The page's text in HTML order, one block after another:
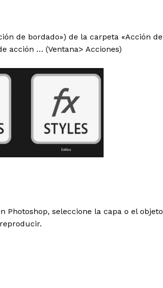
de bordado») de la carpeta «Acción de
acción … (Ventana> Acciones)
seleccione la capa o el objeto